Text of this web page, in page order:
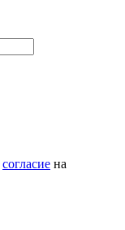
согласие на